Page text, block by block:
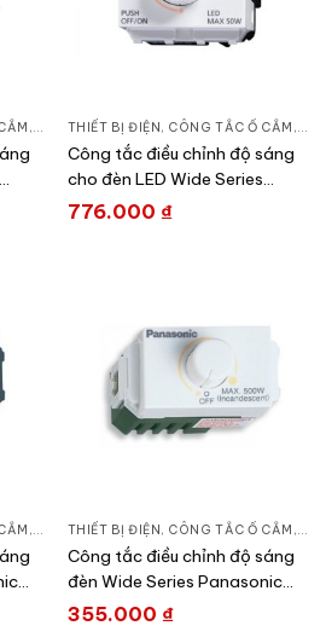
, DÒNG WIDE SERIES
THIẾT BỊ ĐIỆN, CÔNG TẮC Ổ CẮM ,
Công tắc điều chỉnh độ sáng
cho đèn LED Wide Series
Panasonic WEG57912SW
776.000 ₫
, DÒNG WIDE SERIES
THIẾT BỊ ĐIỆN , CÔNG TẮC Ổ CẮM ,
Công tắc điều chỉnh độ sáng
đèn Wide Series Panasonic
WEG575151SW
355.000 ₫